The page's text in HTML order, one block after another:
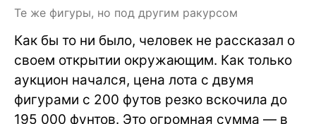
Те же фигуры, но под другим ракурсом
Как бы то ни было, человек не рассказал о
своем открытии окружающим. Как только
аукцион начался, цена лота с двумя
фигурами с 200 футов резко вскочила до
195 000 фунтов. Это огромная сумма — в